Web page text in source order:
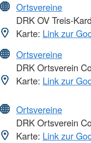
Ortsvereine
DRK OV Treis-
Karte: Link zur
Ortsvereine
DRK Ortsverein
Karte: Link zur
Ortsvereine
DRK Ortsverein
Karte: Link zur